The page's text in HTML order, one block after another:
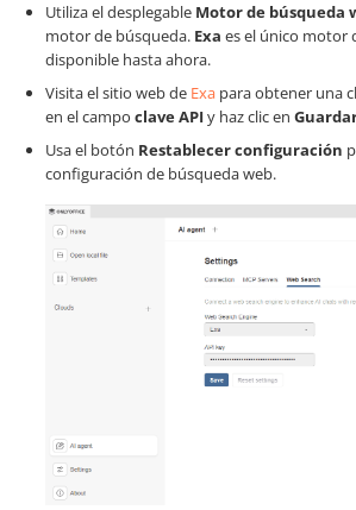
Utiliza el desplegable Motor de búsqueda
motor de búsqueda. Exa es el único motor
disponible hasta ahora.
Visita el sitio web de Exa para obtener una
en el campo clave APIy haz clic en
Usa el botón Restablecer configuración
configuración de búsqueda web.